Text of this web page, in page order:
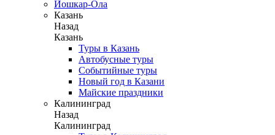
Йошкар-Ола
Казань
Назад
Казань
Туры в Казань
Автобусные туры
Событийные туры
Новый год в Казани
Майские праздники
Калининград
Назад
Калининград